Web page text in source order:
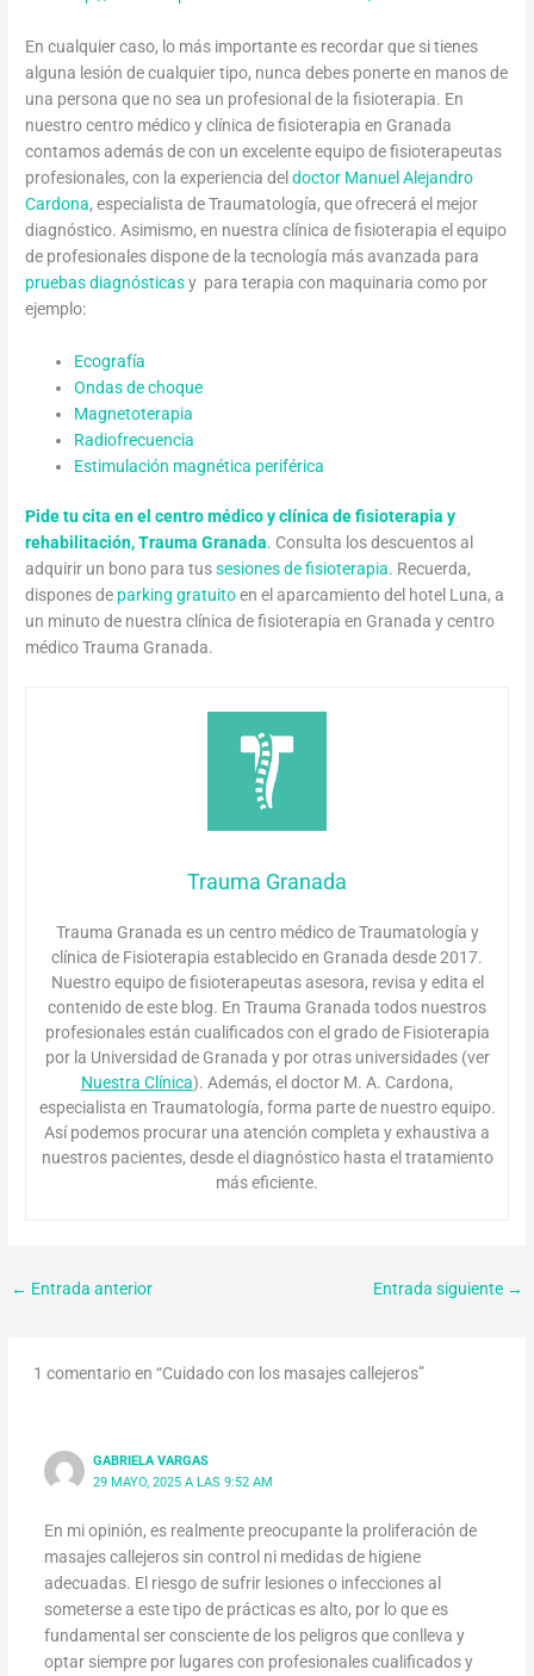
En cualquier caso, lo más importante es recordar que si tienes
alguna lesión de cualquier tipo, nunca debes ponerte en manos de
una persona que no sea un profesional de la fisioterapia. En
nuestro centro médico y clínica de fisioterapia en Granada
contamos además de con un excelente equipo de fisioterapeutas
profesionales, con la experiencia deldoctor Manuel Alejandro
Cardona, especialista de Traumatología, que ofrecerá el mejor
diagnóstico. Asimismo, en nuestra clínica de fisioterapia el equipo
de profesionales dispone de la tecnología más avanzada para
pruebas diagnósticasy para terapia con maquinaria como por
ejemplo:
Ecografía
Ondas de choque
Magnetoterapia
Radiofrecuencia
Estimulación magnética periférica
Pide tu cita en el centro médico y clínica de fisioterapia y
rehabilitación, Trauma Granada. Consulta los descuentos al
adquirir un bono para tussesiones de fisioterapia. Recuerda,
dispones de parking gratuitoen el aparcamiento del hotel Luna, a
un minuto de nuestra clínica de fisioterapia en Granada y centro
médico Trauma Granada.
Trauma Granada
Trauma Granada es un centro médico de Traumatología y
clínica de Fisioterapia establecido en Granada desde 2017.
Nuestro equipo de fisioterapeutas asesora, revisa y edita el
contenido de este blog. En Trauma Granada todos nuestros
profesionales están cualificados con el grado de Fisioterapia
por la Universidad de Granada y por otras universidades (ver
Nuestra Clínica). Además, el doctor M. A. Cardona,
especialista en Traumatología, forma parte de nuestro equipo.
Así podemos procurar una atención completa y exhaustiva a
nuestros pacientes, desde el diagnóstico hasta el tratamiento
más eficiente.
← Entrada anterior Entrada siguiente →
1 comentario en “Cuidado con los masajes callejeros”
GABRIELA VARGAS
29 MAYO, 2025 A LAS 9:52 AM
En mi opinión, es realmente preocupante la proliferación de
masajes callejeros sin control ni medidas de higiene
adecuadas. El riesgo de sufrir lesiones o infecciones al
someterse a este tipo de prácticas es alto, por lo que es
fundamental ser consciente de los peligros que conlleva y
optar siempre por lugares con profesionales cualificados y